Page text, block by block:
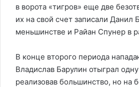
в ворота «тигров» еще две
их на свой счет записали Данил
меньшинстве и Райан Спунер в
В конце второго периода
Владислав Барулин отыграл
реализовав большинство, но на